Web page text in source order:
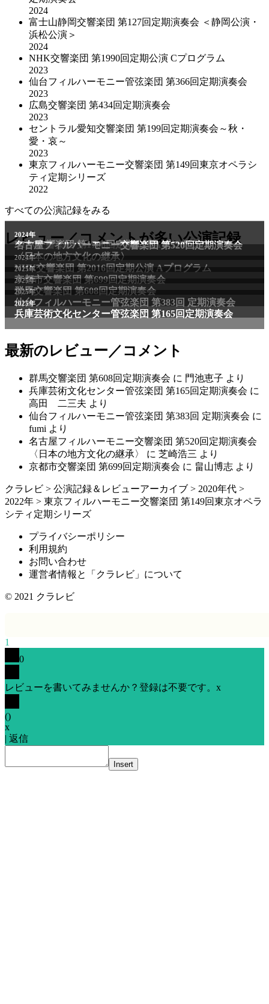
2024
富士山静岡交響楽団 第127回定期演奏会 ＜静岡公演・
浜松公演＞
2024
NHK交響楽団 第1990回定期公演 Cプログラム
2023
仙台フィルハーモニー管弦楽団 第366回定期演奏会
2023
広島交響楽団 第434回定期演奏会
2023
セントラル愛知交響楽団 第199回定期演奏会～秋・
愛・哀～
2023
東京フィルハーモニー交響楽団 第149回東京オペラシ
ティ定期シリーズ
2022
すべての公演記録をみる
レビュー／コメントが多い公演記録
2011年
NHK交響楽団 第1706回定期公演Aプログラム
2024年
名古屋フィルハーモニー交響楽団 第520回定期演奏会
〈日本の地方文化の継承〉
2024年
NHK交響楽団 第2016回定期公演 Aプログラム
2025年
京都市交響楽団 第699回定期演奏会
2025年
群馬交響楽団 第608回定期演奏会
2025年
仙台フィルハーモニー管弦楽団 第383回 定期演奏会
2025年
兵庫芸術文化センター管弦楽団 第165回定期演奏会
最新のレビュー／コメント
群馬交響楽団 第608回定期演奏会 に 門池恵子 より
兵庫芸術文化センター管弦楽団 第165回定期演奏会 に
高田 二三夫 より
仙台フィルハーモニー管弦楽団 第383回 定期演奏会 に
fumi より
名古屋フィルハーモニー交響楽団 第520回定期演奏会
〈日本の地方文化の継承〉
に 芝崎浩三 より
京都市交響楽団 第699回定期演奏会 に 畠山博志 より
クラレビ > 公演記録＆レビューアーカイブ > 2020年代 >
2022年 > 東京フィルハーモニー交響楽団 第149回東京オペラ
シティ定期シリーズ
プライバシーポリシー
利用規約
お問い合わせ
運営者情報と「クラレビ」について
© 2021 クラレビ
1
0
レビューを書いてみませんか？登録は不要です。 x
()
x
| 返信
Insert